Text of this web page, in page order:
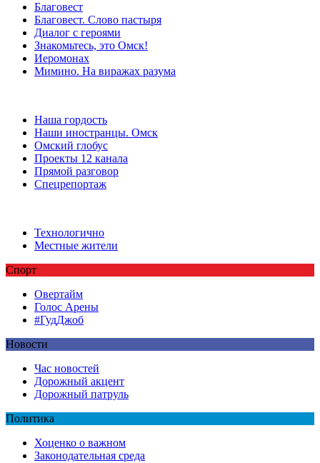
Благовест
Благовест. Слово пастыря
Диалог с героями
Знакомьтесь, это Омск!
Иеромонах
Мимино. На виражах разума
Наша гордость
Наши иностранцы. Омск
Омский глобус
Проекты 12 канала
Прямой разговор
Спецрепортаж
Технологично
Местные жители
Спорт
Овертайм
Голос Арены
#ГудДжоб
Новости
Час новостей
Дорожный акцент
Дорожный патруль
Политика
Хоценко о важном
Законодательная среда